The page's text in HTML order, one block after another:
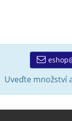
Uveďte množství